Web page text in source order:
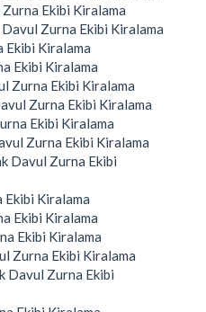
Zurna Ekibi Kiralama
Davul Zurna Ekibi Kiralama
Ekibi Kiralama
Ekibi Kiralama
Zurna Ekibi Kiralama
Zurna Ekibi Kiralama
Ekibi Kiralama
Zurna Ekibi Kiralama
Davul Zurna Ekibi
Ekibi Kiralama
Ekibi Kiralama
Ekibi Kiralama
Zurna Ekibi Kiralama
Davul Zurna Ekibi